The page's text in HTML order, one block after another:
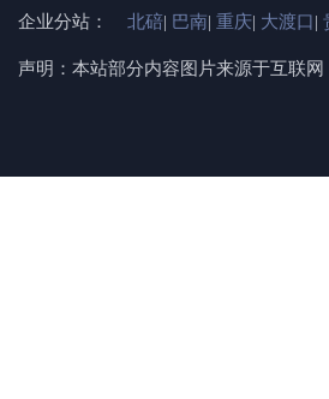
企业分站： 北碚| 巴南| 重庆| 大渡口 |
声明：本站部分内容图片来源于互联